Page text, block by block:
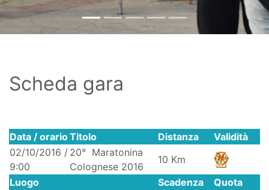
Scheda gara
Data / orarioTitolo Distanza
Validità
02/10/2016 /
9:00
20° Maratonina
Colognese 2016
10 Km
Luogo
Scadenza
Quota